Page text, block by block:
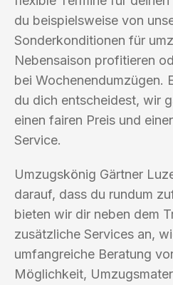
du beispielsweise von
Sonderkonditionen für
Nebensaison profitieren
bei Wochenendumzügen.
du dich entscheidest, wir
einen fairen Preis und
Service.
Umzugskönig Gärtner
darauf, dass du rundum
bieten wir dir neben dem
zusätzliche Services an,
umfangreiche Beratung
Möglichkeit,